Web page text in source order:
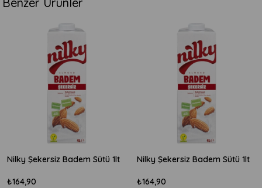
Nilky Şekersiz Badem Sütü 1lt
₺164,90
Nilky Şekersiz Badem Sütü 1lt
₺164,90